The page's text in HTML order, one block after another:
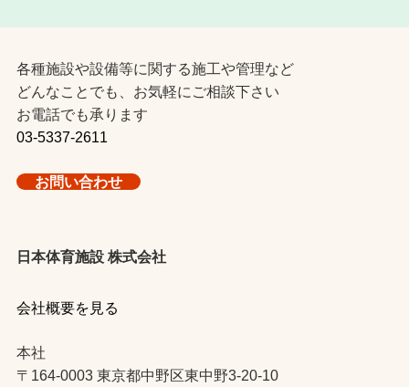
各種施設や設備等に関する施工や管理など
どんなことでも、お気軽にご相談下さい
お電話でも承ります
03-5337-2611
お問い合わせ
日本体育施設 株式会社
会社概要を見る
本社
〒164-0003 東京都中野区東中野3-20-10